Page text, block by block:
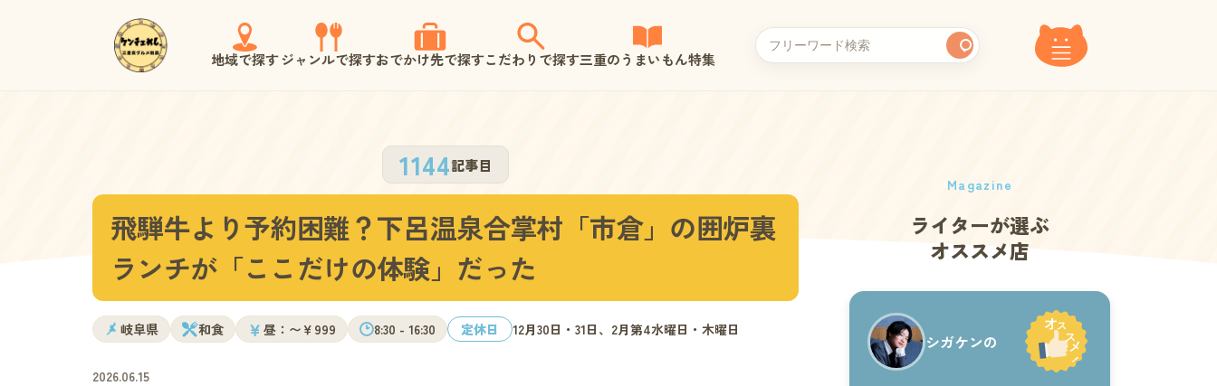
地域で探すジャンルで探すおでかけ先で探すこだわりで探す三重のうまいもん特集
1144記事目
飛騨牛より予約困難？下呂温泉合掌村「市倉」の囲炉裏
ランチが「ここだけの体験」だった
岐阜県 和食 ￥ 昼：〜￥999 8:30 - 16:30 定休日 12月30日・31日、2月第4水曜日・木曜日
2026.06.15
Magazine
ライターが選ぶ
オススメ店
シガケンの